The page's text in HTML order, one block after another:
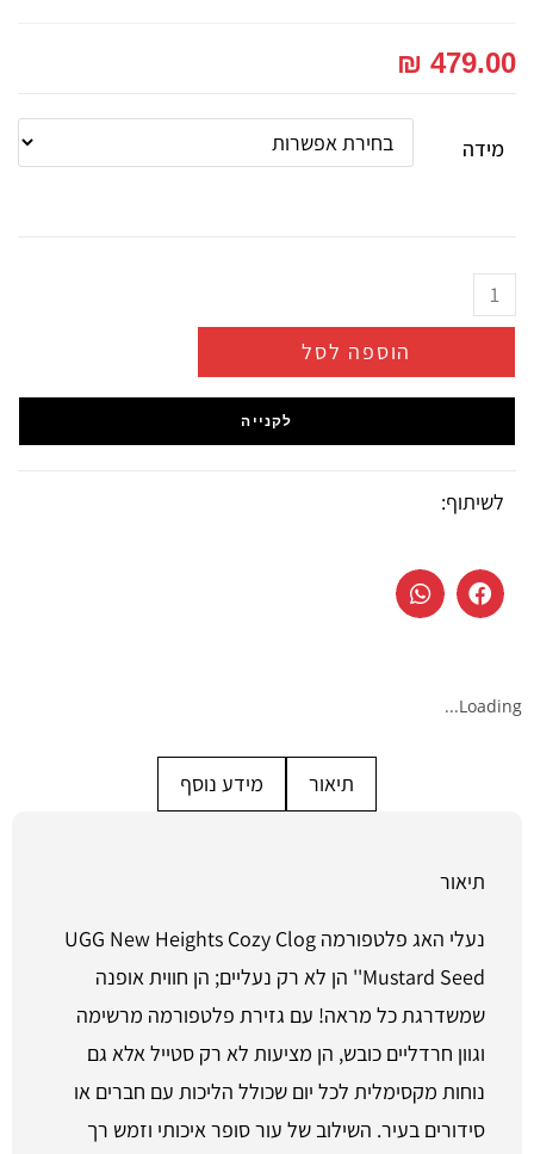
₪ 479.00
מידה
הוספה לסל
לקנייה
לשיתוף:
Loading...
תיאור מידע נוסף
תיאור
נעלי האג פלטפורמה UGG New Heights Cozy Clog
'Mustard Seed' הן לא רק נעליים; הן חווית אופנה
שמשדרגת כל מראה! עם גזירת פלטפורמה מרשימה
וגוון חרדליים כובש, הן מציעות לא רק סטייל אלא גם
נוחות מקסימלית לכל יום שכולל הליכות עם חברים או
סידורים בעיר. השילוב של עור סופר איכותי וזמש רך